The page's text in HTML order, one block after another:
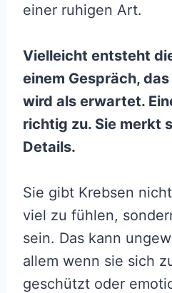
einer ruhigen Art.
Vielleicht entsteht
einem Gespräch,
wird als erwartet.
richtig zu. Sie merkt
Details.
Sie gibt Krebsen
viel zu fühlen,
sein. Das kann
allem wenn sie sich
geschützt oder